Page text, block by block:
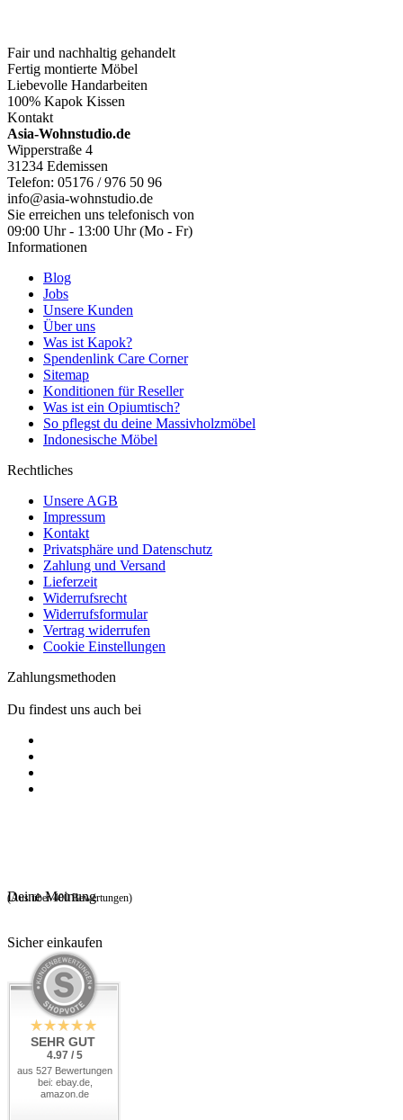
Fair und nachhaltig gehandelt
Fertig montierte Möbel
Liebevolle Handarbeiten
100% Kapok Kissen
Kontakt
Asia-Wohnstudio.de
Wipperstraße 4
31234 Edemissen
Telefon: 05176 / 976 50 96
info@asia-wohnstudio.de
Sie erreichen uns telefonisch von
09:00 Uhr - 13:00 Uhr (Mo - Fr)
Informationen
Blog
Jobs
Unsere Kunden
Über uns
Was ist Kapok?
Spendenlink Care Corner
Sitemap
Konditionen für Reseller
Was ist ein Opiumtisch?
So pflegst du deine Massivholzmöbel
Indonesische Möbel
Rechtliches
Unsere AGB
Impressum
Kontakt
Privatsphäre und Datenschutz
Zahlung und Versand
Lieferzeit
Widerrufsrecht
Widerrufsformular
Vertrag widerrufen
Cookie Einstellungen
Zahlungsmethoden
Du findest uns auch bei
Deine Meinung
(Aus über 400 Bewertungen)
Sicher einkaufen
SEHR GUT
4.97 / 5
aus 527 Bewertungen
bei: ebay.de,
amazon.de